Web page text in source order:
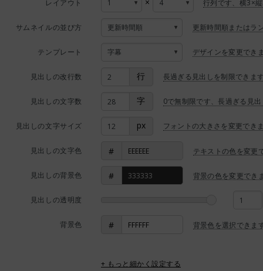
レイアウト 行列です、横3×
サムネイルの並び方 更新時間順またはラ
テンプレート デザインを変更でき
見出しの改行数 行 長過ぎる見出しを制限できま
見出しの文字数 字 0で無制限です、長過ぎる見
見出しの文字サイズ px フォントの大きさを変更でき
見出しの文字色 # テキストの色を変更
見出しの背景色 # 背景の色を変更でき
見出しの透明度
背景色 # 背景色を選択できま
+ もっと細かく設定する